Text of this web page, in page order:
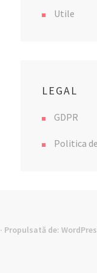
Utile
LEGAL
GDPR
Politica
· Propulsată de: